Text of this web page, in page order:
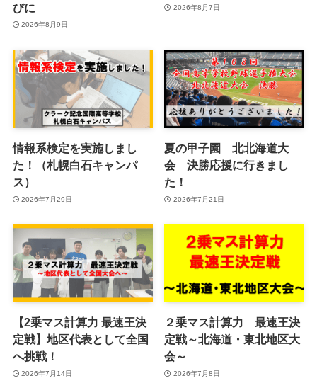
びに
2026年8月9日
2026年8月7日
情報系検定を実施しまし
た！（札幌白石キャンパ
ス）
2026年7月29日
夏の甲子園 北北海道大
会 決勝応援に行きまし
た！
2026年7月21日
【2乗マス計算力 最速王決
定戦】地区代表として全国
へ挑戦！
2026年7月14日
２乗マス計算力 最速王決
定戦～北海道・東北地区大
会～
2026年7月8日